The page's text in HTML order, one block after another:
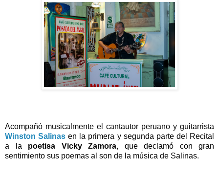
Acompañó musicalmente el cantautor peruano y guitarrista
Winston Salinas en la primera y segunda parte del Recital
a la poetisa Vicky Zamora, que declamó con gran
sentimiento sus poemas al son de la música de Salinas.